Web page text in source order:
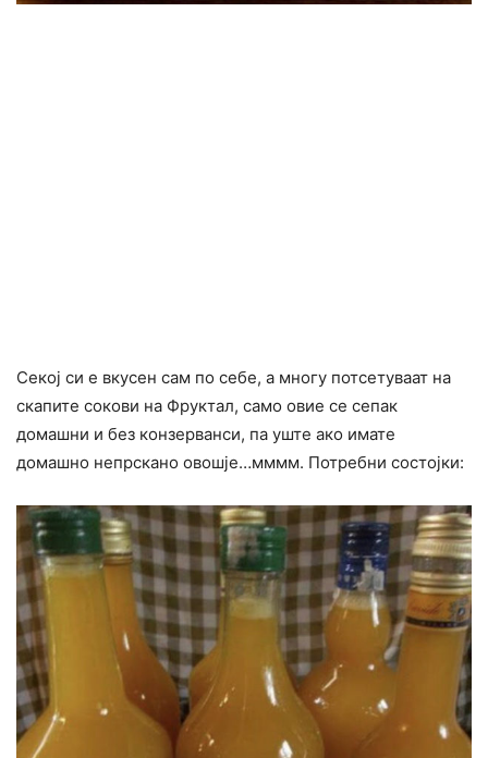
Секој си е вкусен сам по себе, а многу потсетуваат на
скапите сокови на Фруктал, само овие се сепак
домашни и без конзерванси, па уште ако имате
домашно непрскано овошје…мммм. Потребни состојки: